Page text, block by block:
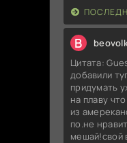
B
Цитата:
добавили
придумать
на плаву
из
по.не
мешай!свой